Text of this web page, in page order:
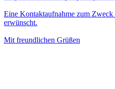
Eine Kontaktaufnahme zum
erwünscht.
Mit freundlichen Grüßen